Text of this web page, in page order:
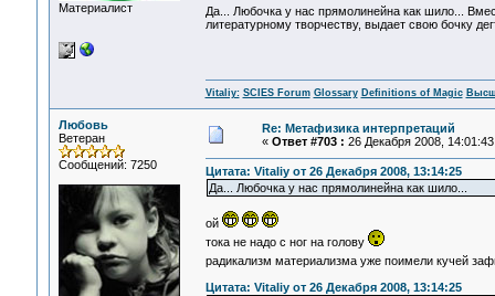
Материалист
Да... Любочка у нас прямолинейна как шило...
литературному творчеству, выдает свою бочку
Vitaliy: SCIES Forum Glossary Definitions of Magic
Любовь
Ветеран
Сообщений: 7250
Re: Метафизика интерпретаций
« Ответ #703 : 26 Декабря 2008,
Цитата: Vitaliy от 26 Декабря 2008, 13:14:25
Да... Любочка у нас прямолинейна как шило...
ой
тока не надо с ног на голову
радикализм материализма уже поимели кучей
Цитата: Vitaliy от 26 Декабря 2008, 13:14:25